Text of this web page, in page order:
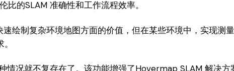
的SLAM 准确性和工作流程效率。
绘制复杂环境地图方面的价值，但在某些环境中，实现测
况就不复存在了。该功能增强了Hovermap SLAM 解决方